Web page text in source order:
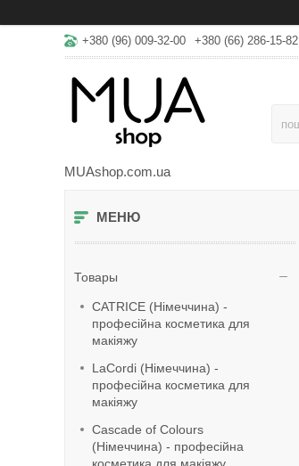
+380 (96) 009-32-00 +380 (66) 286-15-82
MUAshop.com.ua
Товары
CATRICE (Німеччина) -
професійна косметика для
макіяжу
LaСordi (Німеччина) -
професійна косметика для
макіяжу
Cascade of Colours
(Німеччина) - професійна